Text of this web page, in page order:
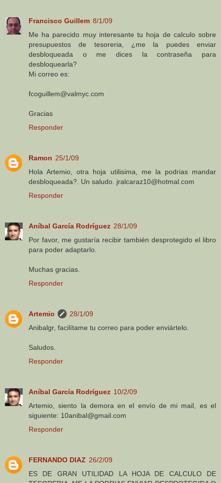
Francisco Guillem 8/1/09
Me ha parecido muy interesante tu hoja de calculo sobre
presupuestos de tesoreria, ¿me la puedes enviar
desbloqueada o me dices la contraseña para
desbloquearla?
Mi correo es:
fcoguillem@valmyc.com
Gracias
Responder
Ramon 25/1/09
Hola Artemio, otra hoja utilisima, me la podrias mandar
desbloqueada?. Un saludo. jralcaraz10@hotmal.com
Responder
Aníbal García Rodríguez 28/1/09
Por favor, me gustaría recibir también desprotegido el libro
para poder adaptarlo.
Muchas gracias.
Responder
Artemio
28/1/09
Anibalgr, facilítame tu correo para poder enviártelo.
Saludos.
Responder
Aníbal García Rodríguez 10/2/09
Artemio, siento la demora en el envío de mi mail, es el
siguiente: 10anibal@gmail.com
Responder
FERNANDO DIAZ 26/2/09
ES DE GRAN UTILIDAD LA HOJA DE CALCULO DE